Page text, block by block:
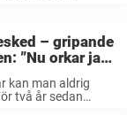
– gripande
kan man aldrig
två år sedan